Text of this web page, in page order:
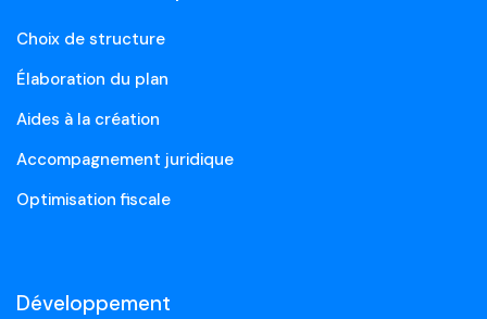
Choix de structure
Élaboration du plan
Aides à la création
Accompagnement juridique
Optimisation fiscale
Développement